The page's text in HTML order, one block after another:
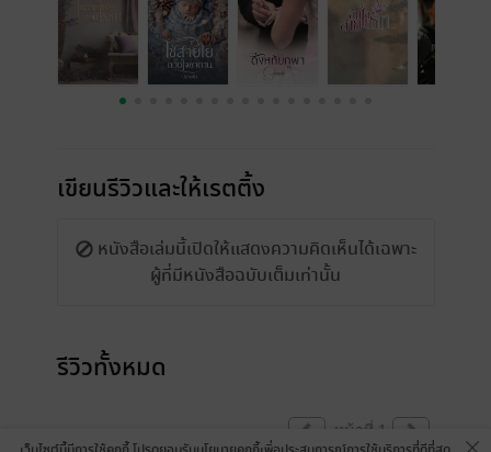
เขียนรีวิวและให้เรตติ้ง
หนังสือเล่มนี้เปิดให้แสดงความคิดเห็นได้เฉพาะ
ผู้ที่มีหนังสือฉบับเต็มเท่านั้น
รีวิวทั้งหมด
หน้าที่ 1